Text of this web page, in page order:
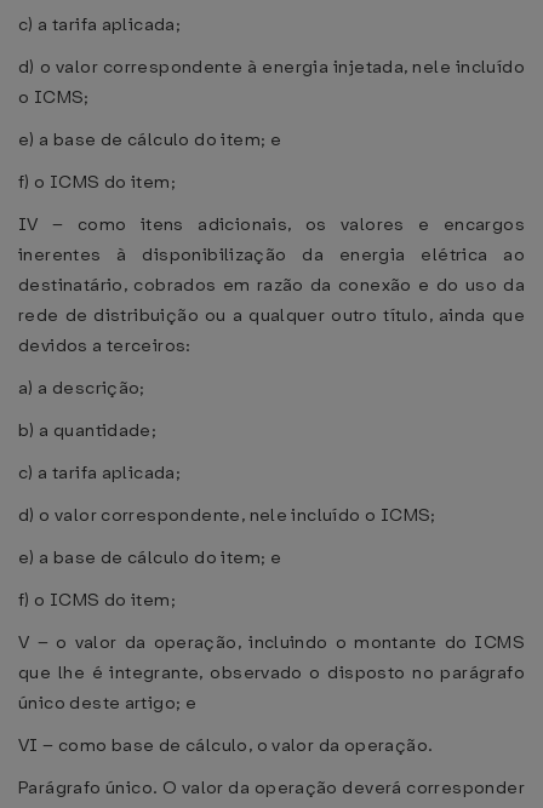
c) a tarifa aplicada;
d) o valor correspondente à energia injetada, nele incluído
o ICMS;
e) a base de cálculo do item; e
f) o ICMS do item;
IV – como itens adicionais, os valores e encargos
inerentes à disponibilização da energia elétrica ao
destinatário, cobrados em razão da conexão e do uso da
rede de distribuição ou a qualquer outro título, ainda que
devidos a terceiros:
a) a descrição;
b) a quantidade;
c) a tarifa aplicada;
d) o valor correspondente, nele incluído o ICMS;
e) a base de cálculo do item; e
f) o ICMS do item;
V – o valor da operação, incluindo o montante do ICMS
que lhe é integrante, observado o disposto no parágrafo
único deste artigo; e
VI – como base de cálculo, o valor da operação.
Parágrafo único. O valor da operação deverá corresponder